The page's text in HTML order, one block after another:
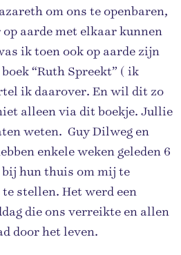
om ons te openbaren,
aarde met elkaar kunnen
ik toen ook op aarde zijn
“Ruth Spreekt” ( ik
ik daarover. En wil dit zo
alleen via dit boekje. Jullie
weten. Guy Dilweg en
enkele weken geleden 6
hun thuis om mij te
stellen. Het werd een
die ons verreikte en allen
door het leven.